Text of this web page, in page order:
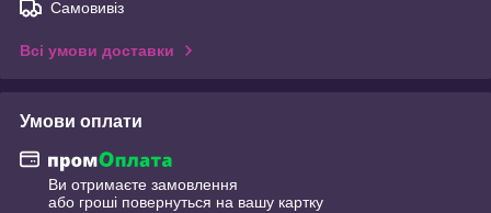
Самовивіз
Всі умови доставки
Умови оплати
Ви отримаєте замовлення
або гроші повернуться на вашу картку